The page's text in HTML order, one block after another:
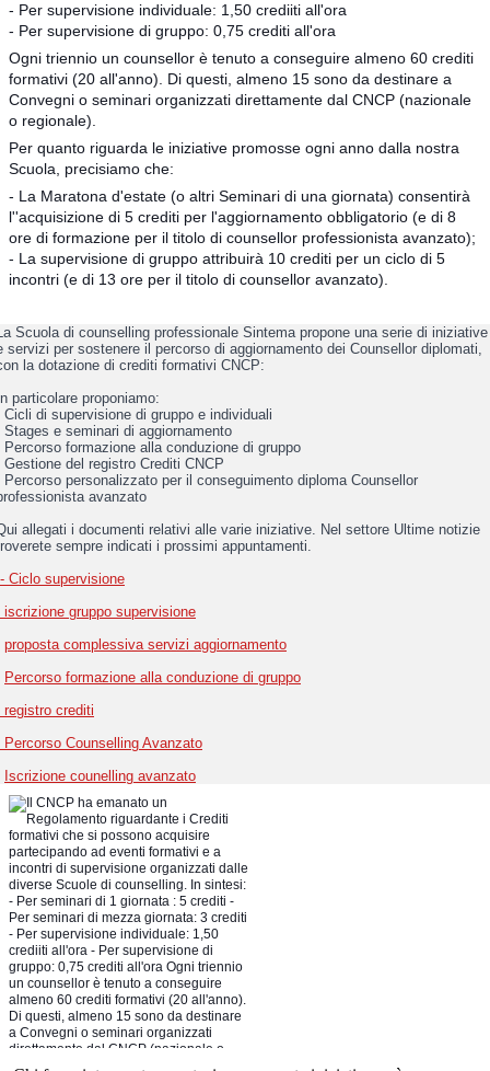
- Per supervisione individuale: 1,50 crediiti all'ora
- Per supervisione di gruppo: 0,75 crediti all'ora
Ogni triennio un counsellor è tenuto a conseguire almeno 60 crediti
formativi (20 all'anno). Di questi, almeno 15 sono da destinare a
Convegni o seminari organizzati direttamente dal CNCP (nazionale
o regionale).
Per quanto riguarda le iniziative promosse ogni anno dalla nostra
Scuola, precisiamo che:
- La Maratona d'estate (o altri Seminari di una giornata) consentirà
l''acquisizione di 5 crediti per l'aggiornamento obbligatorio (e di 8
ore di formazione per il titolo di counsellor professionista avanzato);
- La supervisione di gruppo attribuirà 10 crediti per un ciclo di 5
incontri (e di 13 ore per il titolo di counsellor avanzato).
Scuola di counselling professionale Sintema propone una serie di iniziative
servizi per sostenere il percorso di aggiornamento dei Counsellor diplomati,
la dotazione di crediti formativi CNCP:
particolare proponiamo:
Cicli di supervisione di gruppo e individuali
Stages e seminari di aggiornamento
Percorso formazione alla conduzione di gruppo
Gestione del registro Crediti CNCP
Percorso personalizzato per il conseguimento diploma Counsellor
avanzato
allegati i documenti relativi alle varie iniziative. Nel settore Ultime notizie
sempre indicati i prossimi appuntamenti.
Ciclo supervisione
iscrizione gruppo supervisione
proposta complessiva servizi aggiornamento
Percorso formazione alla conduzione di gruppo
registro crediti
Percorso Counselling Avanzato
Iscrizione counelling avanzato